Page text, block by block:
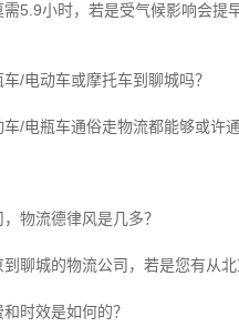
5.9小时，若是受气候影响会
/电动车或摩托车到聊城吗？
/电瓶车通俗走物流都能够或
物流德律风是几多？
聊城的物流公司，若是您有从
时效是如何的？